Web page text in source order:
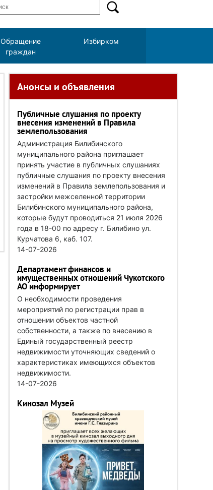
Обращение
граждан
Избирком
Анонсы и объявления
Публичные слушания по проекту
внесения изменений в Правила
землепользования
Администрация Билибинского
муниципального района приглашает
принять участие в публичных слушаниях
публичные слушания по проекту внесения
изменений в Правила землепользования и
застройки межселенной территории
Билибинского муниципального района,
которые будут проводиться 21 июля 2026
года в 18-00 по адресу г. Билибино ул.
Курчатова 6, каб. 107.
14-07-2026
Департамент финансов и
имущественных отношений Чукотского
АО информирует
О необходимости проведения
мероприятий по регистрации прав в
отношении объектов частной
собственности, а также по внесению в
Единый государственный реестр
недвижимости уточняющих сведений о
характеристиках имеющихся объектов
недвижимости.
14-07-2026
Кинозал Музей